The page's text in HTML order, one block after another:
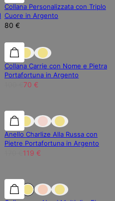
Collana Personalizzata con Triplo
Cuore in Argento
80 €
20% di sconto
30% di sconto
Collana Carrie con Nome e Pietra
Portafortuna in Argento
70 €
30% di sconto
30% di sconto
Anello Charlize Alla Russa con
Pietre Portafortuna in Argento
119 €
30% di sconto
30% di sconto